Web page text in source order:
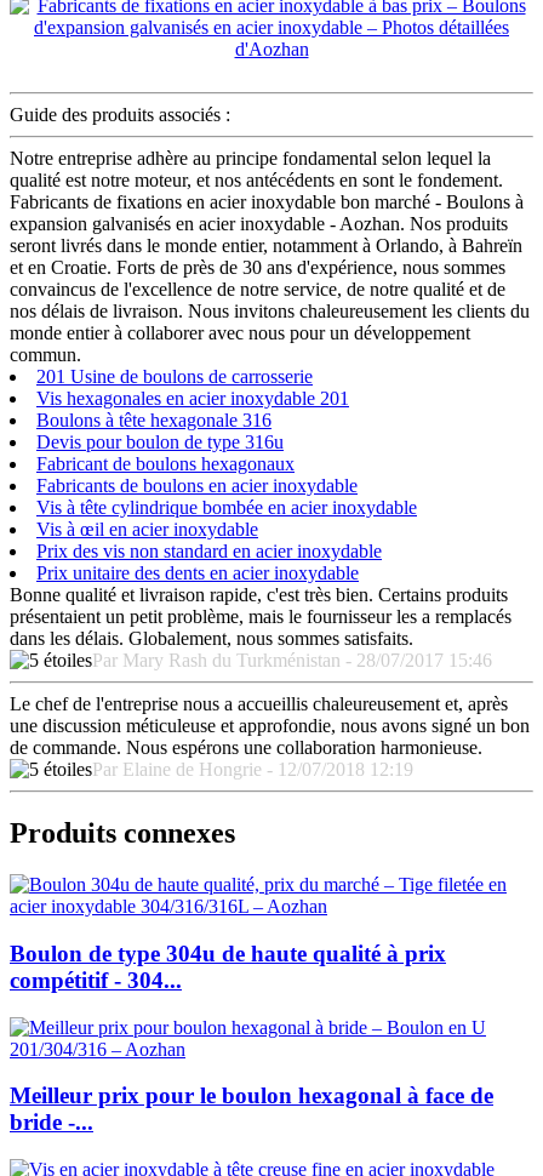
Guide des produits associés :
Notre entreprise adhère au principe fondamental selon lequel la
qualité est notre moteur, et nos antécédents en sont le fondement.
Fabricants de fixations en acier inoxydable bon marché - Boulons à
expansion galvanisés en acier inoxydable - Aozhan. Nos produits
seront livrés dans le monde entier, notamment à Orlando, à Bahreïn
et en Croatie. Forts de près de 30 ans d'expérience, nous sommes
convaincus de l'excellence de notre service, de notre qualité et de
nos délais de livraison. Nous invitons chaleureusement les clients du
monde entier à collaborer avec nous pour un développement
commun.
201 Usine de boulons de carrosserie
Vis hexagonales en acier inoxydable 201
Boulons à tête hexagonale 316
Devis pour boulon de type 316u
Fabricant de boulons hexagonaux
Fabricants de boulons en acier inoxydable
Vis à tête cylindrique bombée en acier inoxydable
Vis à œil en acier inoxydable
Prix des vis non standard en acier inoxydable
Prix unitaire des dents en acier inoxydable
Bonne qualité et livraison rapide, c'est très bien. Certains produits
présentaient un petit problème, mais le fournisseur les a remplacés
dans les délais. Globalement, nous sommes satisfaits.
Par Mary Rash du Turkménistan - 28/07/2017 15:46
Le chef de l'entreprise nous a accueillis chaleureusement et, après
une discussion méticuleuse et approfondie, nous avons signé un bon
de commande. Nous espérons une collaboration harmonieuse.
Par Elaine de Hongrie - 12/07/2018 12:19
Produits connexes
Boulon de type 304u de haute qualité à prix
compétitif - 304...
Meilleur prix pour le boulon hexagonal à face de
bride -...